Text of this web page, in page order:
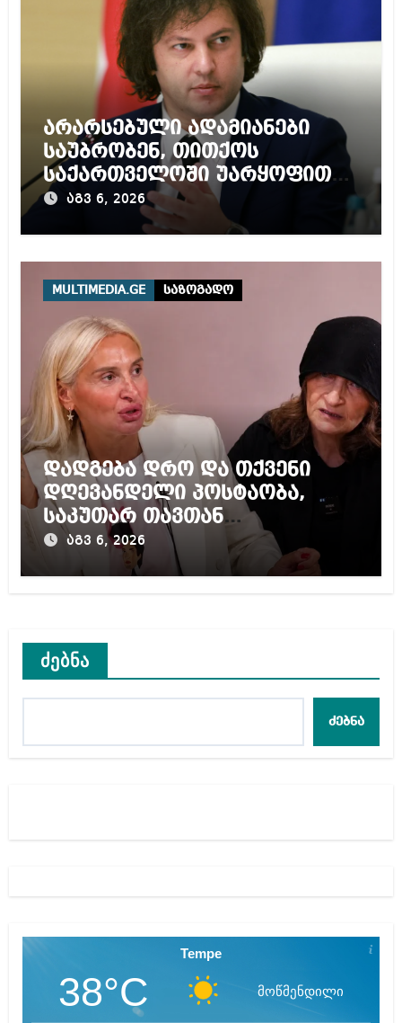
არარსებული ადამიანები
საუბრობენ, თითქოს
საქართველოში უარყოფითი
გარემოა შექმნილი რუსი
ტურისტებისთვის, ჩვენი კარი
აგვ 6, 2026
MULTIMEDIA.GE საზოგადო
დადგება დრო და თქვენი
დღევანდელი პოსტაობა,
საკუთარ თავთან
შეგარცხვენთ – ეკა კუპატაძე
ნანუკა ჟორჟოლიანს
აგვ 6, 2026
ძებნა
ძებნა
Tempe
38°C მოწმენდილი